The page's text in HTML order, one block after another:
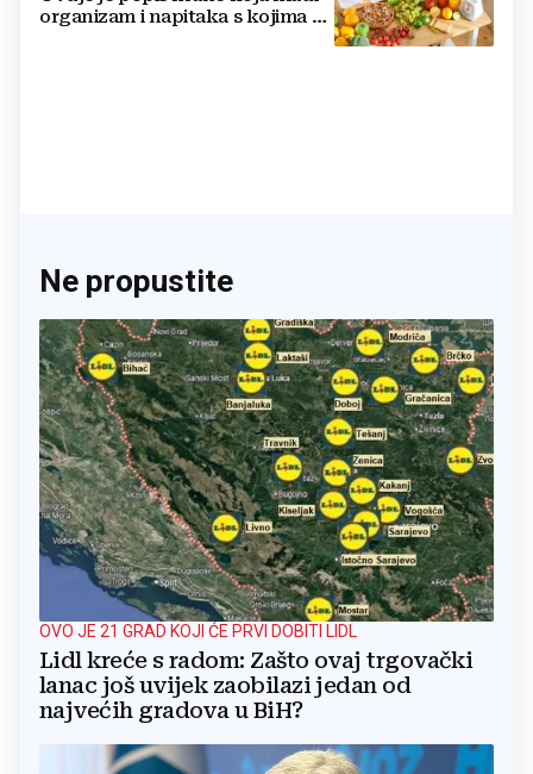
organizam i napitaka s kojima si
Ne propustite
OVO JE 21 GRAD KOJI ĆE PRVI DOBITI LIDL
Lidl kreće s radom: Zašto ovaj trgovački
lanac još uvijek zaobilazi jedan od
najvećih gradova u BiH?